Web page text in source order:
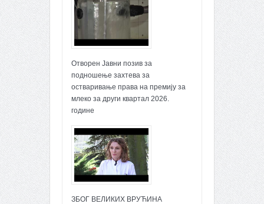
Отворен Јавни позив за
подношење захтева за
остваривање права на премију за
млеко за други квартал 2026.
године
ЗБОГ ВЕЛИКИХ ВРУЋИНА